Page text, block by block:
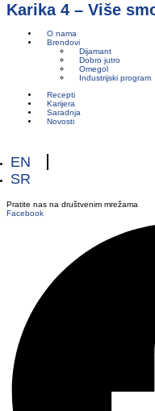
Karika 4 – Više
O nama
Brendovi
Dijamant
Dobro jutro
Omegol
Industrijski program
Recepti
Karijera
Saradnja
Novosti
EN
SR
Pratite nas na društvenim mrežama
Facebook